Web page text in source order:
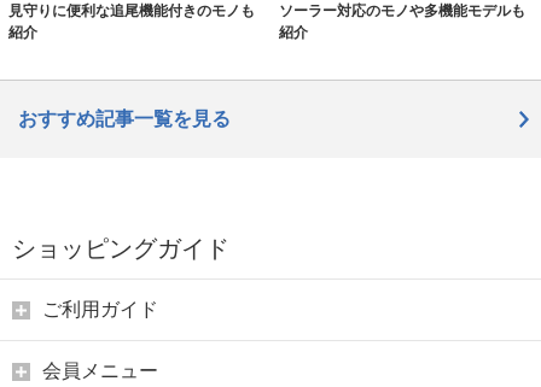
見守りに便利な追尾機能付きのモノも
紹介
ソーラー対応のモノや多機能モデルも
紹介
おすすめ記事一覧を見る
ショッピングガイド
ご利用ガイド
会員メニュー